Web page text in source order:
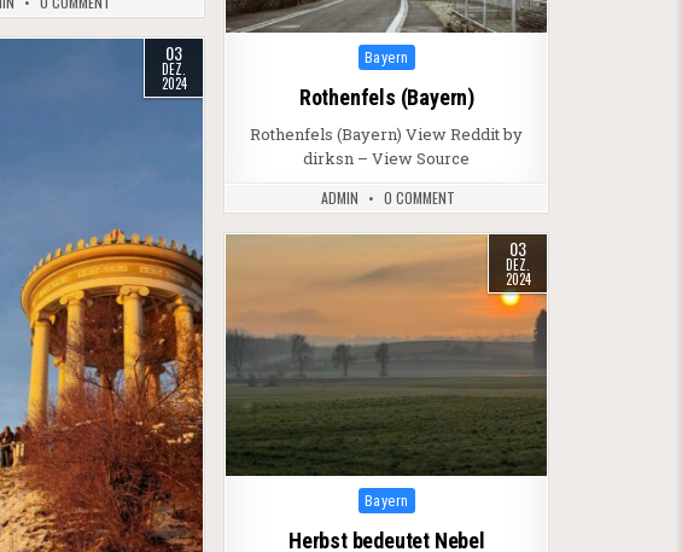
Posted in
Bayern
Rothenfels (Bayern)
Rothenfels (Bayern) View Reddit by
dirksn – View Source
ADMIN 0 COMMENT
03
DEZ.
2024
03
DEZ.
2024
Posted in
Bayern
Herbst bedeutet Nebel